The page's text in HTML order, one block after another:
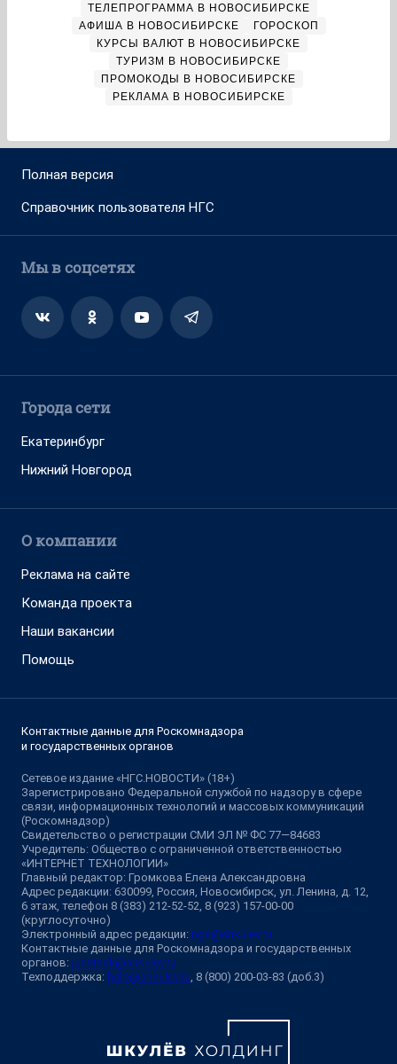
ТЕЛЕПРОГРАММА В НОВОСИБИРСКЕ
АФИША В НОВОСИБИРСКЕ
ГОРОСКОП
КУРСЫ ВАЛЮТ В НОВОСИБИРСКЕ
ТУРИЗМ В НОВОСИБИРСКЕ
ПРОМОКОДЫ В НОВОСИБИРСКЕ
РЕКЛАМА В НОВОСИБИРСКЕ
Полная версия
Справочник пользователя НГС
Мы в соцсетях
Города сети
Екатеринбург
Нижний Новгород
О компании
Реклама на сайте
Команда проекта
Наши вакансии
Помощь
Контактные данные для Роскомнадзора
и государственных органов
Сетевое издание «НГС.НОВОСТИ» (18+)
Зарегистрировано Федеральной службой по надзору в сфере
связи, информационных технологий и массовых коммуникаций
(Роскомнадзор)
Свидетельство о регистрации СМИ ЭЛ № ФС 77—84683
Учредитель: Общество с ограниченной ответственностью
«ИНТЕРНЕТ ТЕХНОЛОГИИ»
Главный редактор: Громкова Елена Александровна
Адрес редакции: 630099, Россия, Новосибирск, ул. Ленина, д. 12,
6 этаж, телефон 8 (383) 212-52-52, 8 (923) 157-00-00
(круглосуточно)
Электронный адрес редакции: ngs@shkulev.ru
Контактные данные для Роскомнадзора и государственных
органов: juristnsk@shkulev.ru
Техподдержка: help@shkulev.ru, 8 (800) 200-03-83 (доб.3)